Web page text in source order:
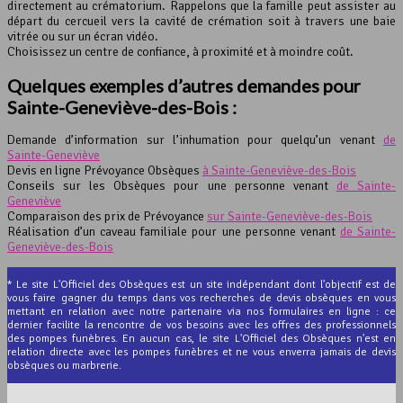
directement au crématorium. Rappelons que la famille peut assister au
départ du cercueil vers la cavité de crémation soit à travers une baie
vitrée ou sur un écran vidéo.
Choisissez un centre de confiance, à proximité et à moindre coût.
Quelques exemples d’autres demandes pour
Sainte-Geneviève-des-Bois :
Demande d’information sur l’inhumation pour quelqu’un venant de
Sainte-Geneviève
Devis en ligne Prévoyance Obsèques à Sainte-Geneviève-des-Bois
Conseils sur les Obsèques pour une personne venant de Sainte-
Geneviève
Comparaison des prix de Prévoyance sur Sainte-Geneviève-des-Bois
Réalisation d’un caveau familiale pour une personne venant de Sainte-
Geneviève-des-Bois
* Le site L'Officiel des Obsèques est un site indépendant dont l'objectif est de
vous faire gagner du temps dans vos recherches de devis obsèques en vous
mettant en relation avec notre partenaire via nos formulaires en ligne : ce
dernier facilite la rencontre de vos besoins avec les offres des professionnels
des pompes funèbres. En aucun cas, le site L'Officiel des Obsèques n'est en
relation directe avec les pompes funèbres et ne vous enverra jamais de devis
obsèques ou marbrerie.